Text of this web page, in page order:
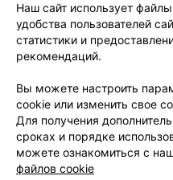
Публичный договор
Связаться по
Написать
Обработка
Наш сайт использует
удобства пользователей
статистики и
рекомендаций.
Вы можете настроить
cookie или изменить свое
Для получения
сроках и порядке
можете ознакомиться с
файлов cookie